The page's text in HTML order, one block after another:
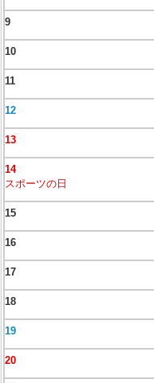
9
10
11
12
13
14
スポーツの日
15
16
17
18
19
20